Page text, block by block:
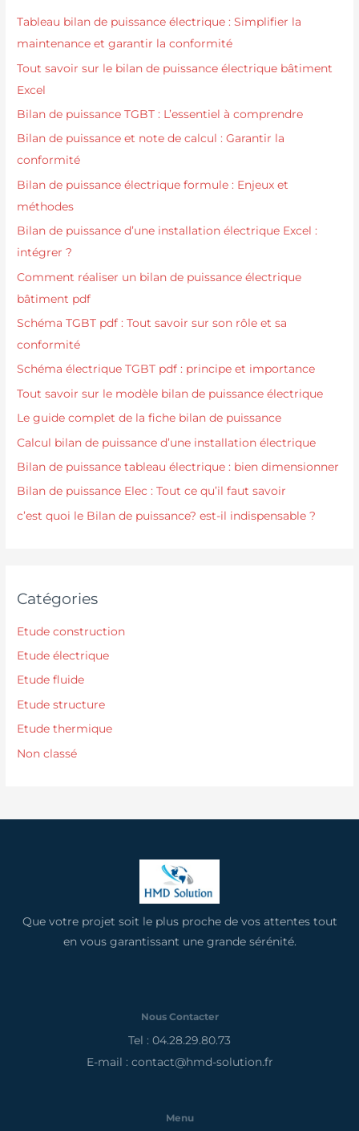
Tableau bilan de puissance électrique : Simplifier la
maintenance et garantir la conformité
Tout savoir sur le bilan de puissance électrique bâtiment
Excel
Bilan de puissance TGBT : L’essentiel à comprendre
Bilan de puissance et note de calcul : Garantir la
conformité
Bilan de puissance électrique formule : Enjeux et
méthodes
Bilan de puissance d’une installation électrique Excel :
intégrer ?
Comment réaliser un bilan de puissance électrique
bâtiment pdf
Schéma TGBT pdf : Tout savoir sur son rôle et sa
conformité
Schéma électrique TGBT pdf : principe et importance
Tout savoir sur le modèle bilan de puissance électrique
Le guide complet de la fiche bilan de puissance
Calcul bilan de puissance d’une installation électrique
Bilan de puissance tableau électrique : bien dimensionner
Bilan de puissance Elec : Tout ce qu’il faut savoir
c’est quoi le Bilan de puissance? est-il indispensable ?
Catégories
Etude construction
Etude électrique
Etude fluide
Etude structure
Etude thermique
Non classé
Que votre projet soit le plus proche de vos attentes tout
en vous garantissant une grande sérénité.
Nous Contacter
Tel : 04.28.29.80.73
E-mail : contact@hmd-solution.fr
Menu